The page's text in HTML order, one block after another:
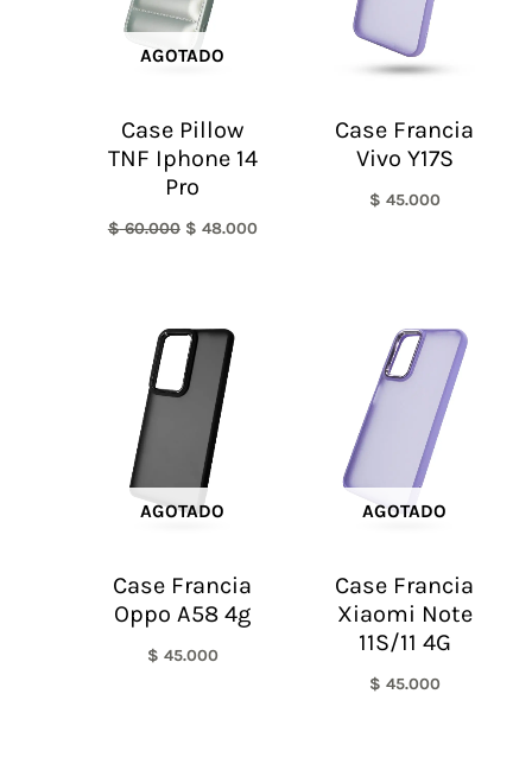
AGOTADO
Case Pillow
TNF Iphone 14
Pro
$60.000 $ 48.000
Case Francia
Vivo Y17S
$ 45.000
AGOTADO
Case Francia
Oppo A58 4g
$ 45.000
AGOTADO
Case Francia
Xiaomi Note
11S/11 4G
$ 45.000